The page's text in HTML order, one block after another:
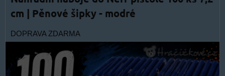
cm | Pěnové šipky - modré
DOPRAVA ZDARMA